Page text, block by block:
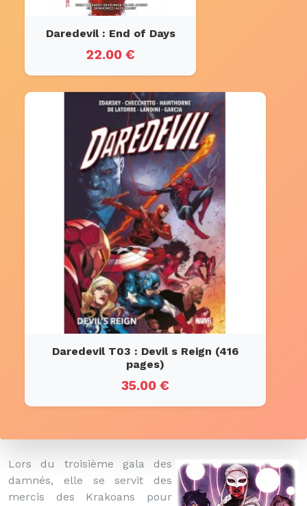
Daredevil : End of Days
22.00 €
Daredevil T03 : Devil s Reign (416
pages)
35.00 €
Lors du troisième gala des
damnés, elle se servit des
mercis des Krakoans pour